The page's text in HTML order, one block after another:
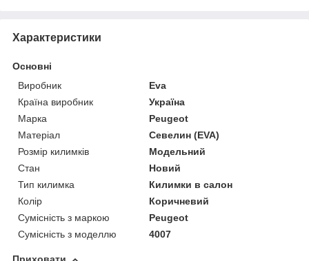
Характеристики
Основні
Виробник
Eva
Країна виробник
Україна
Марка
Peugeot
Матеріал
Севелин (EVA)
Розмір килимків
Модельний
Стан
Новий
Тип килимка
Килимки в салон
Колір
Коричневий
Сумісність з маркою
Peugeot
Сумісність з моделлю
4007